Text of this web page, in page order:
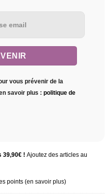
vous prévenir de la
savoir plus : politique de
39,90€ ! Ajoutez des articles au
points (en savoir plus)